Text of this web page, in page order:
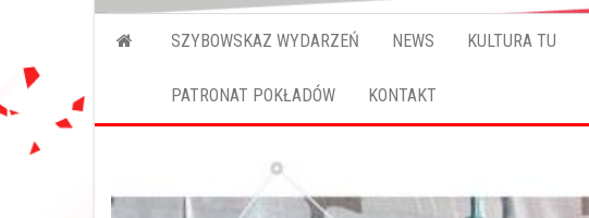
SZYBOWSKAZ WYDARZEŃ NEWS KULTURA TU
PATRONAT POKŁADÓW KONTAKT